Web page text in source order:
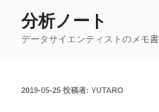
分析ノート
データサイエンティストのメモ書
投
2019-05-25 投稿者: YUTARO